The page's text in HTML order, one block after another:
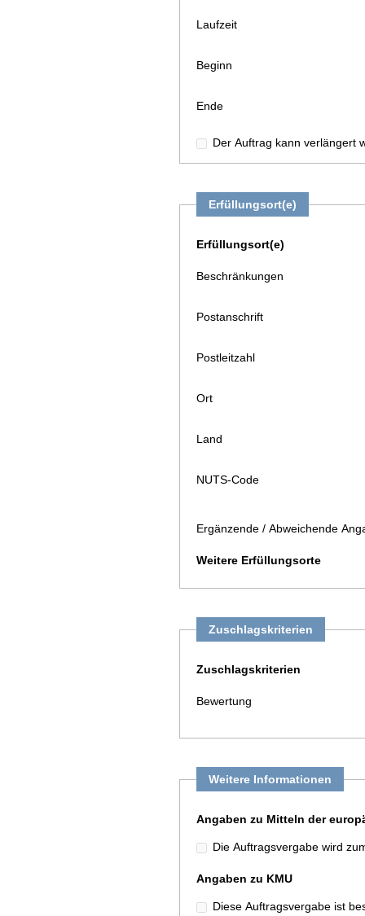
Laufzeit
Beginn
Ende
Der Auftrag kann verlängert
Erfüllungsort(e)
Erfüllungsort(e)
Beschränkungen
Postanschrift
Postleitzahl
Ort
Land
NUTS-Code
Ergänzende / Abweichende
Weitere Erfüllungsorte
Zuschlagskriterien
Zuschlagskriterien
Bewertung
Weitere Informationen
Angaben zu Mitteln der
Die Auftragsvergabe wird
Angaben zu KMU
Diese Auftragsvergabe ist